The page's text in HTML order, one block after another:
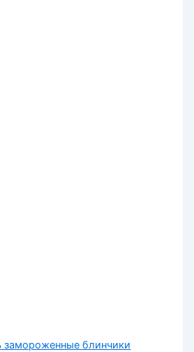
замороженные блинчики